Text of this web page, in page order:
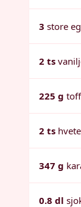
3 store
2 ts
225 g
2 ts
347 g
0.8 dl